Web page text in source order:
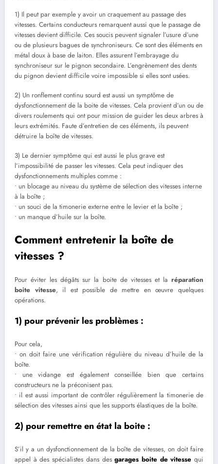
1) Il peut par exemple y avoir un craquement au passage des
vitesses. Certains conducteurs remarquent aussi que le passage de
vitesses devient difficile. Ces soucis peuvent signaler l’usure d’une
ou de plusieurs bagues de synchroniseurs. Ce sont des éléments en
métal doux à base de laiton. Elles assurent l’embrayage du
synchroniseur sur le pignon secondaire. L’engrènement des dents
du pignon devient difficile voire impossible si elles sont usées.
2) Un ronflement continu sourd est aussi un symptôme de
dysfonctionnement de la boite de vitesses. Cela provient d’un ou de
divers roulements qui ont pour mission de guider les deux arbres à
leurs extrémités. Faute d’entretien de ces éléments, ils peuvent
détruire la boîte de vitesses.
3) Le dernier symptôme qui est aussi le plus grave est
l’impossibilité de passer les vitesses. Cela peut indiquer des
dysfonctionnements multiples comme :
• un blocage au niveau du système de sélection des vitesses interne
à la boîte ;
• un souci de la timonerie externe entre le levier et la boîte ;
• un manque d’huile sur la boîte.
Comment entretenir la boîte de
vitesses ?
Pour éviter les dégâts sur la boite de vitesses et la réparation
boite vitesse, il est possible de mettre en œuvre quelques
opérations.
1) pour prévenir les problèmes :
Pour cela,
• on doit faire une vérification régulière du niveau d’huile de la
boîte.
• une vidange est également conseillée bien que certains
constructeurs ne la préconisent pas.
• il est aussi important de contrôler régulièrement la timonerie de
sélection des vitesses ainsi que les supports élastiques de la boîte.
2) pour remettre en état la boite :
S’il y a un dysfonctionnement de la boîte de vitesses, on doit faire
appel à des spécialistes dans desgarages boite de vitesse qui